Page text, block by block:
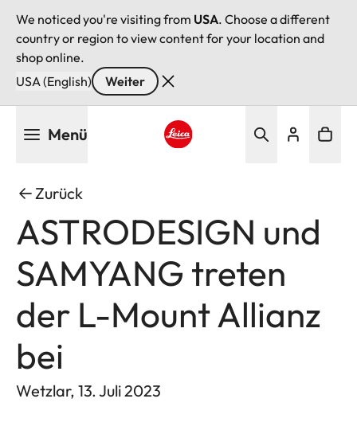
We noticed you're visiting from USA. Choose a different
country or region to view content for your location and
shop online.
USA (English)
Weiter
Menü
Zurück
ASTRODESIGN und
SAMYANG treten
der L-Mount Allianz
bei
Wetzlar, 13. Juli 2023